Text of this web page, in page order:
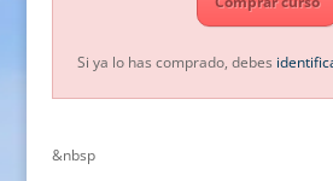
Si ya lo has comprado, debes
&nbsp